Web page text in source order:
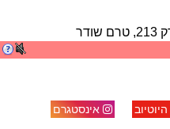
אינסטגרם